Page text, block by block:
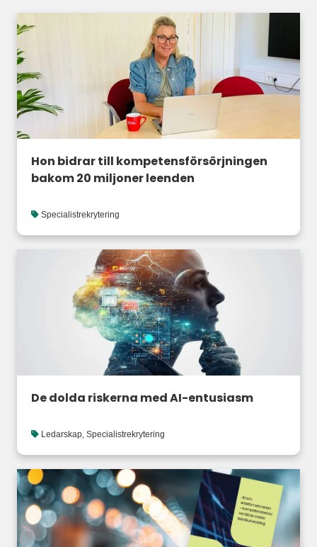
Hon bidrar till kompetensförsörjningen
bakom 20 miljoner leenden
Specialistrekrytering
De dolda riskerna med AI-entusiasm
Ledarskap, Specialistrekrytering